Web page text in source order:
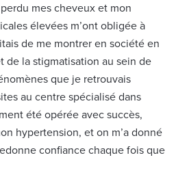
mes cheveux et mon
élevées m’ont obligée à
de me montrer en société en
de la stigmatisation au sein de
que je retrouvais
au centre spécialisé dans
été opérée avec succès,
hypertension, et on m’a donné
confiance chaque fois que